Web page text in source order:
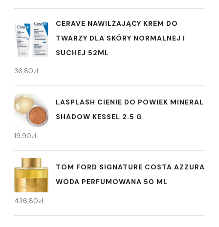
CERAVE NAWILŻAJĄCY KREM DO
TWARZY DLA SKÓRY NORMALNEJ I
SUCHEJ 52ML
36,80zł
LASPLASH CIENIE DO POWIEK MINERAL
SHADOW KESSEL 2.5 G
19,90zł
TOM FORD SIGNATURE COSTA AZZURA
WODA PERFUMOWANA 50 ML
436,80zł